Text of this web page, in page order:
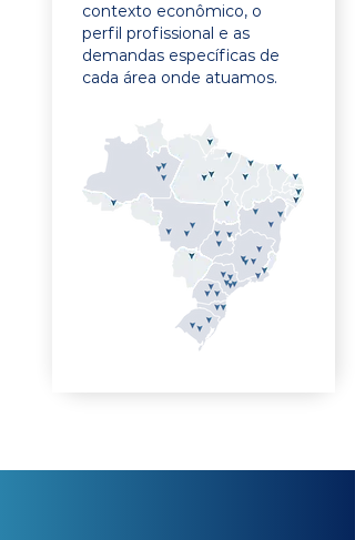
contexto econômico, o
perfil profissional e as
demandas específicas de
cada área onde atuamos.